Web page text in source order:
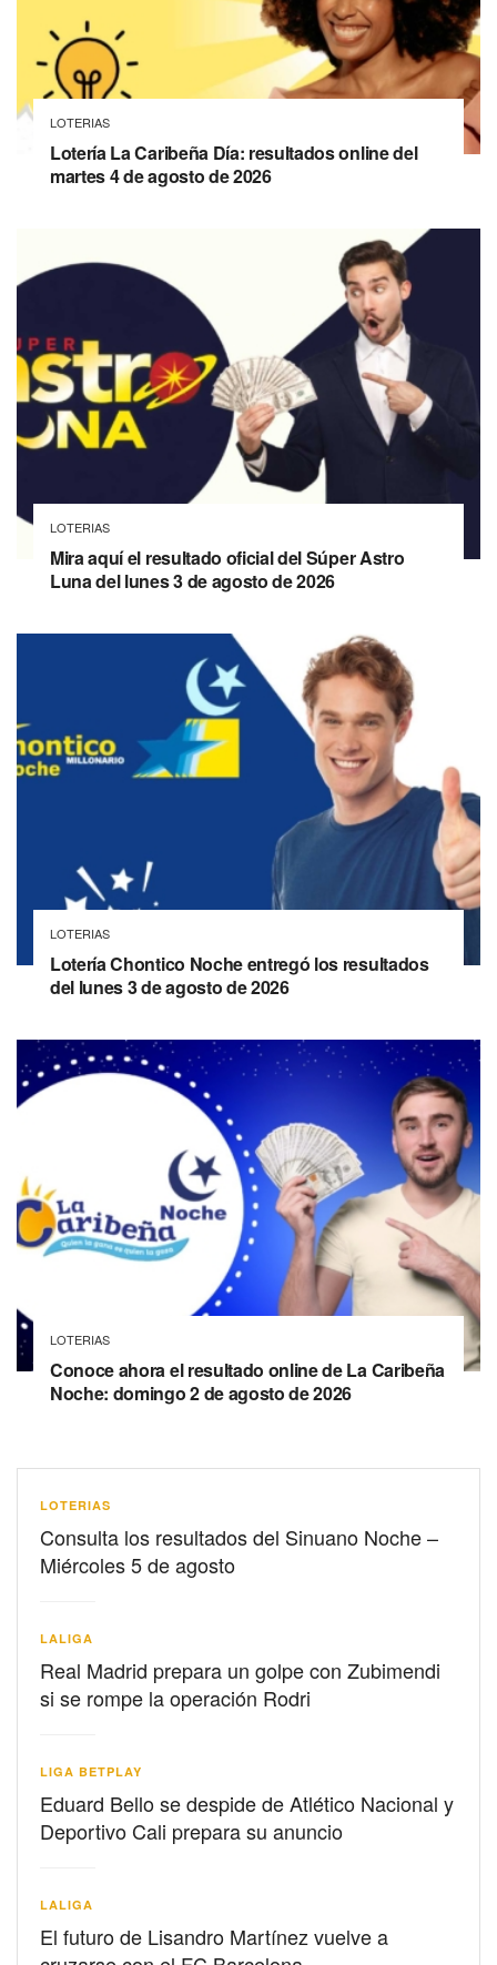
LOTERIAS
Lotería La Caribeña Día: resultados online del
martes 4 de agosto de 2026
LOTERIAS
Mira aquí el resultado oficial del Súper Astro
Luna del lunes 3 de agosto de 2026
LOTERIAS
Lotería Chontico Noche entregó los resultados
del lunes 3 de agosto de 2026
LOTERIAS
Conoce ahora el resultado online de La Caribeña
Noche: domingo 2 de agosto de 2026
LOTERIAS
Consulta los resultados del Sinuano Noche –
Miércoles 5 de agosto
LALIGA
Real Madrid prepara un golpe con Zubimendi
si se rompe la operación Rodri
LIGA BETPLAY
Eduard Bello se despide de Atlético Nacional y
Deportivo Cali prepara su anuncio
LALIGA
El futuro de Lisandro Martínez vuelve a